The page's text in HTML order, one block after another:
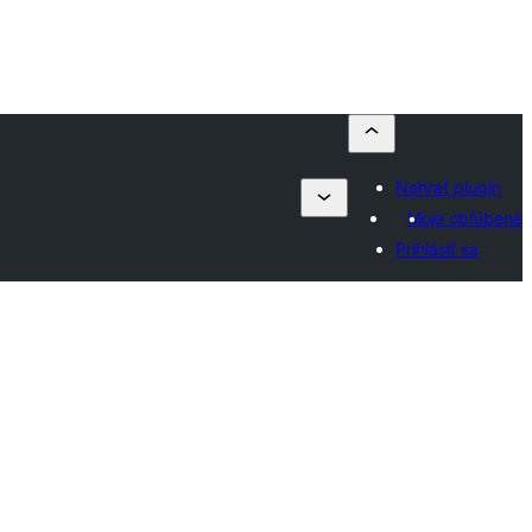
Nahrať plugin
Moje obľúbené
Prihlásiť sa